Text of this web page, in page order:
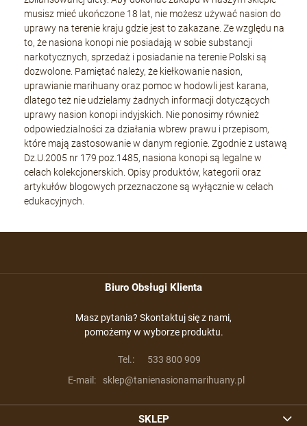
musisz mieć ukończone 18 lat, nie możesz używać nasion do
uprawy na terenie kraju gdzie jest to zakazane. Ze względu na
to, że nasiona konopi nie posiadają w sobie substancji
narkotycznych, sprzedaż i posiadanie na terenie Polski są
dozwolone. Pamiętać należy, że kiełkowanie nasion,
uprawianie marihuany oraz pomoc w hodowli jest karana,
dlatego też nie udzielamy żadnych informacji dotyczących
uprawy nasion konopi indyjskich. Nie ponosimy również
odpowiedzialności za działania wbrew prawu i przepisom,
które mają zastosowanie w danym regionie. Zgodnie z ustawą
Dz.U.2005 nr 179 poz.1485, nasiona konopi są legalne w
celach kolekcjonerskich. Opisy produktów, kategorii oraz
artykułów blogowych przeznaczone są wyłącznie w celach
edukacyjnych.
Biuro Obsługi Klienta
Masz pytania? Skontaktuj się z nami,
pomożemy w wyborze produktu.
Tel.:
533 800 909
E-mail:
sklep@tanienasionamarihuany.pl
SKLEP